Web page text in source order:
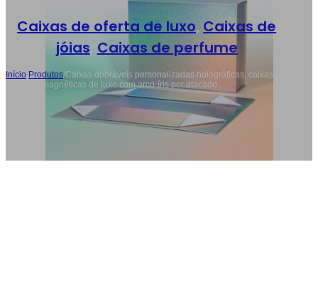
Caixas de oferta de luxo, Caixas de
jóias, Caixas de perfume
Início Produtos/Caixas dobráveis personalizadas holográficas, caixas de
presente magnéticas de luxo com arco-íris por atacado